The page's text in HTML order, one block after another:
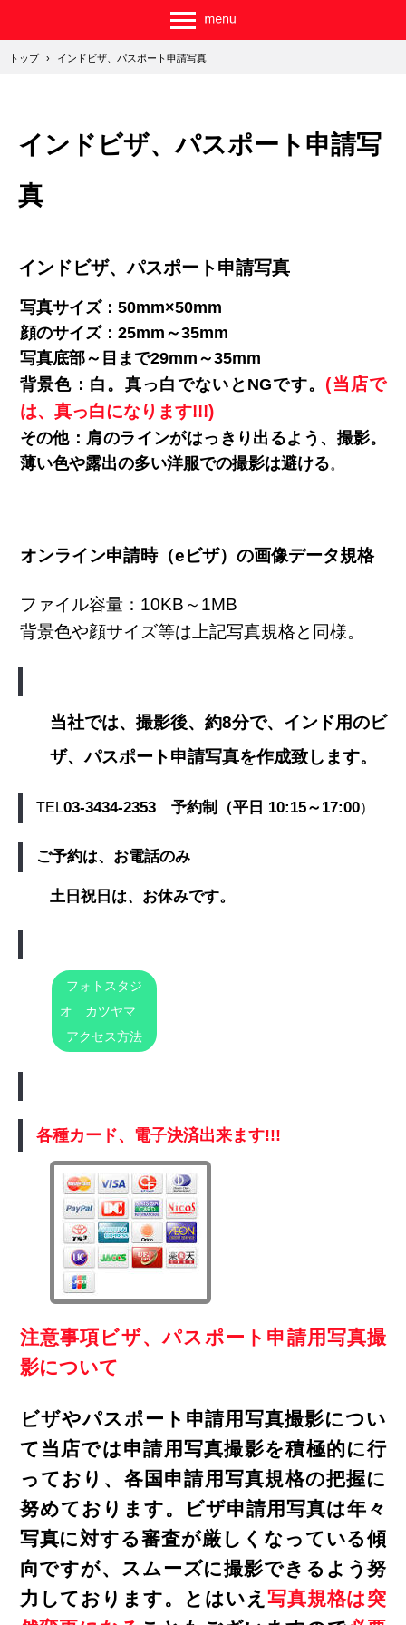
トップ › インドビザ、パスポート申請写真
インドビザ、パスポート申請写
真
インドビザ、パスポート申請写真
写真サイズ：50mm×50mm
顔のサイズ：25mm～35mm
写真底部～目まで29mm～35mm
背景色：白。真っ白でないとNGです。 (当店で
は、真っ白になります!!!)
その他：肩のラインがはっきり出るよう、撮影。
薄い色や露出の多い洋服での撮影は避ける。
オンライン申請時（eビザ）の画像データ規格
ファイル容量：10KB～1MB
背景色や顔サイズ等は上記写真規格と同様。
当社では、撮影後、約8分で、インド用のビ
ザ、パスポート申請写真を作成致します。
TEL03-3434-2353 予約制（平日 10:15～17:00）
ご予約は、お電話のみ
土日祝日は、お休みです。
フォトスタジ
オ カツヤマ
アクセス方法
各種カード、電子決済出来ます!!!
注意事項ビザ、パスポート申請用写真撮
影について
ビザやパスポート申請用写真撮影につい
て当店では申請用写真撮影を積極的に行
っており、各国申請用写真規格の把握に
努めております。ビザ申請用写真は年々
写真に対する審査が厳しくなっている傾
向ですが、スムーズに撮影できるよう努
力しております。とはいえ 写真規格は突